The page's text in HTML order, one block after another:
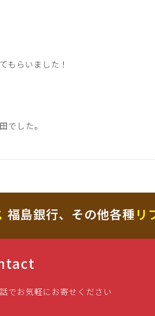
もらいました！
でした。
福島銀行、その他各種 リ
でお気軽にお寄せください